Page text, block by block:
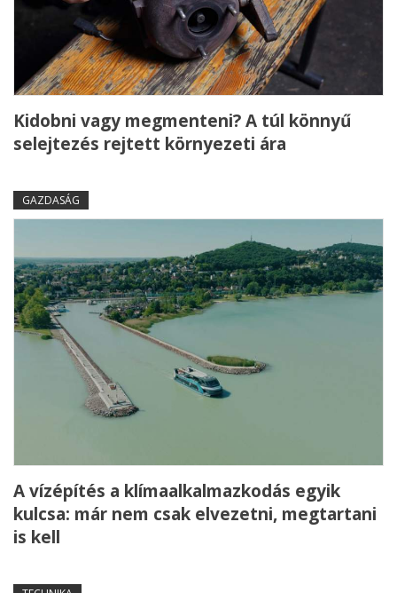
Kidobni vagy megmenteni? A túl könnyű
selejtezés rejtett környezeti ára
GAZDASÁG
A vízépítés a klímaalkalmazkodás egyik
kulcsa: már nem csak elvezetni, megtartani
is kell